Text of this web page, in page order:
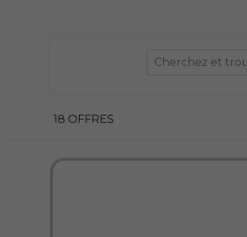
Cherchez et
18 OFFRES